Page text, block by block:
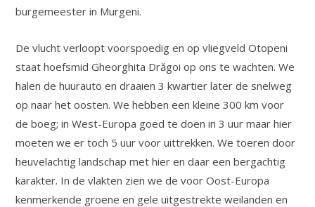
burgemeester in Murgeni.
De vlucht verloopt voorspoedig en op vliegveld Otopeni
staat hoefsmid Gheorghita Drăgoi op ons te wachten. We
halen de huurauto en draaien 3 kwartier later de snelweg
op naar het oosten. We hebben een kleine 300 km voor
de boeg; in West-Europa goed te doen in 3 uur maar hier
moeten we er toch 5 uur voor uittrekken. We toeren door
heuvelachtig landschap met hier en daar een bergachtig
karakter. In de vlakten zien we de voor Oost-Europa
kenmerkende groene en gele uitgestrekte weilanden en